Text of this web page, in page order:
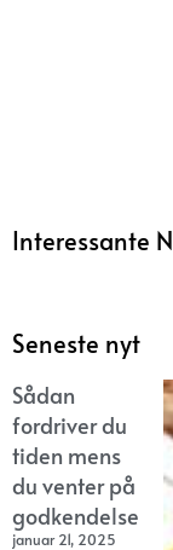
Interessante
Seneste nyt
Sådan
fordriver du
tiden mens
du venter på
godkendelse
januar 21, 2025